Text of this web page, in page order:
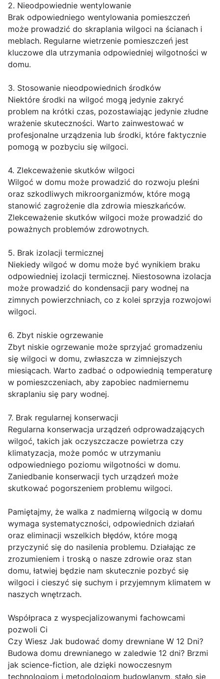
2. Nieodpowiednie wentylowanie
Brak odpowiedniego wentylowania pomieszczeń
może prowadzić do skraplania wilgoci na ścianach i
meblach. Regularne wietrzenie pomieszczeń jest
kluczowe dla utrzymania odpowiedniej wilgotności w
domu.
3. Stosowanie nieodpowiednich środków
Niektóre środki na wilgoć mogą jedynie zakryć
problem na krótki czas, pozostawiając jedynie złudne
wrażenie skuteczności. Warto zainwestować w
profesjonalne urządzenia lub środki, które faktycznie
pomogą w pozbyciu się wilgoci.
4. Zlekceważenie skutków wilgoci
Wilgoć w domu może prowadzić do rozwoju pleśni
oraz szkodliwych mikroorganizmów, które mogą
stanowić zagrożenie dla zdrowia mieszkańców.
Zlekceważenie skutków wilgoci może prowadzić do
poważnych problemów zdrowotnych.
5. Brak izolacji termicznej
Niekiedy wilgoć w domu może być wynikiem braku
odpowiedniej izolacji termicznej. Niestosowna izolacja
może prowadzić do kondensacji pary wodnej na
zimnych powierzchniach, co z kolei sprzyja rozwojowi
wilgoci.
6. Zbyt niskie ogrzewanie
Zbyt niskie ogrzewanie może sprzyjać gromadzeniu
się wilgoci w domu, zwłaszcza w zimniejszych
miesiącach. Warto zadbać o odpowiednią temperaturę
w pomieszczeniach, aby zapobiec nadmiernemu
skraplaniu się pary wodnej.
7. Brak regularnej konserwacji
Regularna konserwacja urządzeń odprowadzających
wilgoć, takich jak oczyszczacze powietrza czy
klimatyzacja, może pomóc w utrzymaniu
odpowiedniego poziomu wilgotności w domu.
Zaniedbanie konserwacji tych urządzeń może
skutkować pogorszeniem problemu wilgoci.
Pamiętajmy, że walka z nadmierną wilgocią w domu
wymaga systematyczności, odpowiednich działań
oraz eliminacji wszelkich błędów, które mogą
przyczynić się do nasilenia problemu. Działając ze
zrozumieniem i troską o nasze zdrowie oraz stan
domu, łatwiej będzie nam skutecznie pozbyć się
wilgoci i cieszyć się suchym i przyjemnym klimatem w
naszych wnętrzach.
Współpraca z wyspecjalizowanymi fachowcami
pozwoli Ci
Czy Wiesz Jak budować domy drewniane W 12 Dni?
Budowa domu drewnianego w zaledwie 12 dni? Brzmi
jak science-fiction, ale dzięki nowoczesnym
technologiom i metodologiom budowlanym, stało się